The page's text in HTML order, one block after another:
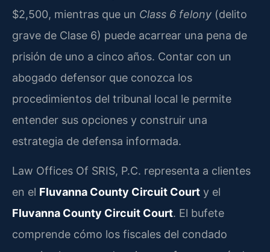
$2,500, mientras que un Class 6 felony (delito
grave de Clase 6) puede acarrear una pena de
prisión de uno a cinco años. Contar con un
abogado defensor que conozca los
procedimientos del tribunal local le permite
entender sus opciones y construir una
estrategia de defensa informada.
Law Offices Of SRIS, P.C. representa a clientes
en el Fluvanna County Circuit Court y el
Fluvanna County Circuit Court. El bufete
comprende cómo los fiscales del condado